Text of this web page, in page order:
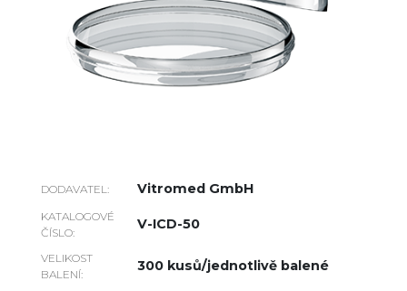
DODAVATEL: Vitromed GmbH
KATALOGOVÉ
ČÍSLO:
V-ICD-50
VELIKOST
BALENÍ:
300 kusů/jednotlivě balené